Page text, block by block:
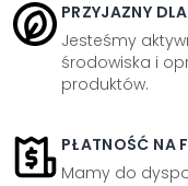
PRZYJAZNY
Jesteśmy
środowiska i
produktów.
PŁATNOŚĆ NA
Mamy do